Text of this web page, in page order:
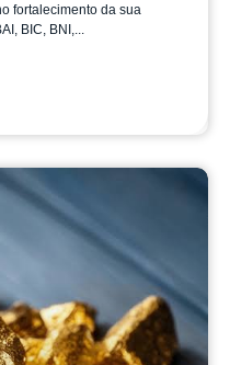
fortalecimento da sua
BIC, BNI,...